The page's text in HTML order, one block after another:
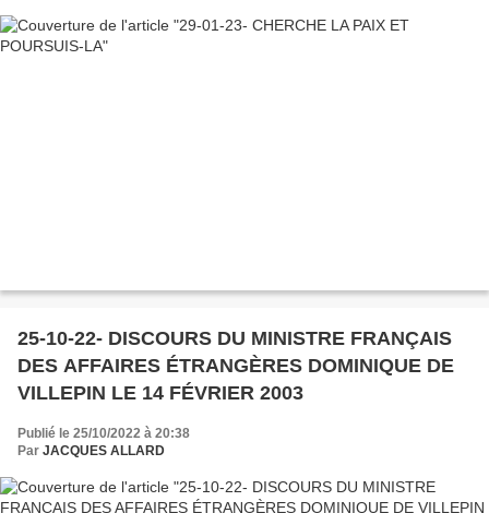
25-10-22- DISCOURS DU MINISTRE FRANÇAIS
DES AFFAIRES ÉTRANGÈRES DOMINIQUE DE
VILLEPIN LE 14 FÉVRIER 2003
Publié le 25/10/2022 à 20:38
Par JACQUES ALLARD